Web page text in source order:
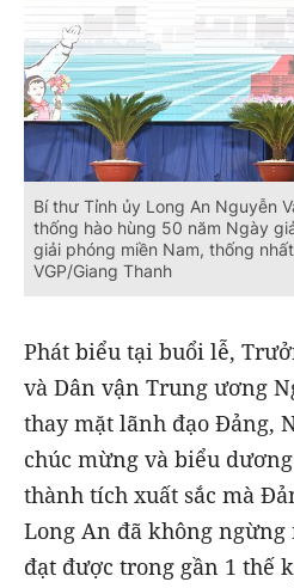
Bí thư Tỉnh ủy Long An Nguyễn
thống hào hùng 50 năm Ngày
giải phóng miền Nam, thống
VGP/Giang Thanh
Phát biểu tại buổi lễ,
và Dân vận Trung ương
thay mặt lãnh đạo Đảng,
chúc mừng và biểu
thành tích xuất sắc mà
Long An đã không ngừng
đạt được trong gần 1 thế